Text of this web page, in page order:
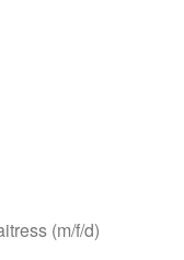
(m/f/d)